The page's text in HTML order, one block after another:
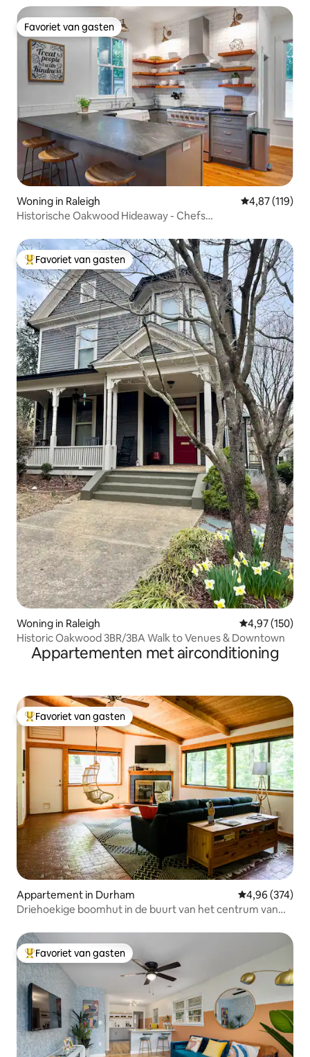
Favoriet van gasten
Favoriet van gasten
Woning in Raleigh Gemiddelde
4,87 (119)
Historische Oakwood Hideaway - Chefs
Topfavoriet van gasten
Favoriet van gasten
Woning in Raleigh Gemiddelde
4,97 (150)
Historic Oakwood 3BR/3BA Walk to Venues & Downtown
Appartementen met airconditioning
Topfavoriet van gasten
Favoriet van gasten
Appartement in Durham Gemiddelde
4,96 (374)
Driehoekige boomhut in de buurt van het centrum van
Topfavoriet van gasten
Favoriet van gasten